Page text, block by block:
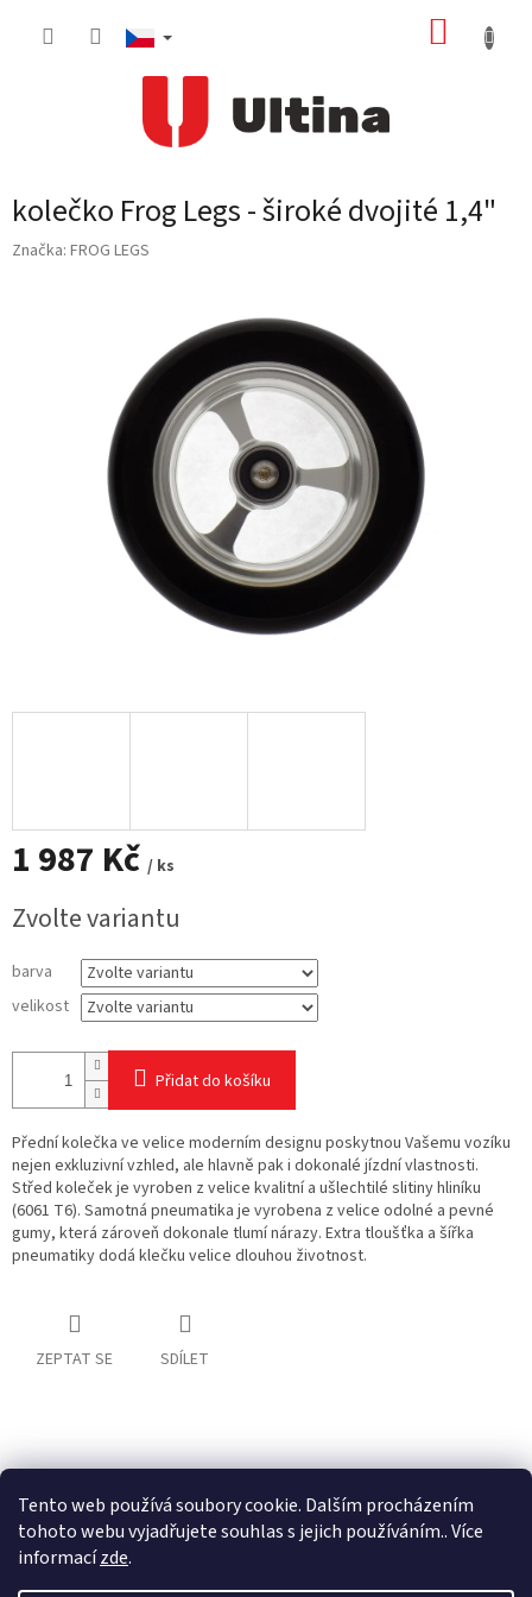
Tento web používá soubory cookie. Dalším procházením
tohoto webu vyjadřujete souhlas s jejich používáním.. Více
informacízde.
kolečko Frog Legs - široké dvojité 1,4"
Značka: FROG LEGS
1 987 Kč / ks
cena:
Zvolte variantu
barva
velikost
Přidat do košíku
Přední kolečka ve velice moderním designu poskytnou Vašemu vozíku
nejen exkluzivní vzhled, ale hlavně pak i dokonalé jízdní vlastnosti.
Střed koleček je vyroben z velice kvalitní a ušlechtilé slitiny hliníku
(6061 T6). Samotná pneumatika je vyrobena z velice odolné a pevné
gumy, která zároveň dokonale tlumí nárazy. Extra tloušťka a šířka
pneumatiky dodá klečku velice dlouhou životnost.
ZEPTAT SE SDÍLET
á